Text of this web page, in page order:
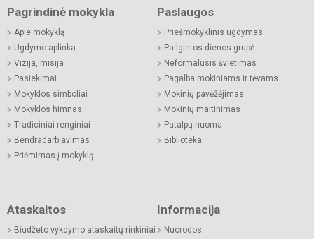
Pagrindinė mokykla
Apie mokyklą
Ugdymo aplinka
Vizija, misija
Pasiekimai
Mokyklos simboliai
Mokyklos himnas
Tradiciniai renginiai
Bendradarbiavimas
Priėmimas į mokyklą
Paslaugos
Priešmokyklinis ugdymas
Pailgintos dienos grupė
Neformalusis švietimas
Pagalba mokiniams ir tėvams
Mokinių pavėžėjimas
Mokinių maitinimas
Patalpų nuoma
Biblioteka
Ataskaitos
Biudžeto vykdymo ataskaitų rinkiniai
Informacija
Nuorodos